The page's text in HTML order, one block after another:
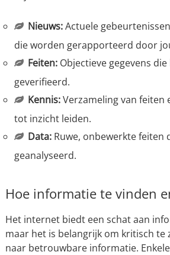
Nieuws:Actuele
die worden gerapporteerd door
Feiten:Objectieve gegevens
geverifieerd.
Kennis:Verzameling van feiten
tot inzicht leiden.
Data:Ruwe, onbewerkte feiten
geanalyseerd.
Hoe informatie te vinden
Het internet biedt een schat aan
maar het is belangrijk om kritisch te
naar betrouwbare informatie.